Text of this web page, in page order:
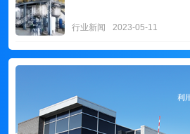
行业新闻 2023-05-11